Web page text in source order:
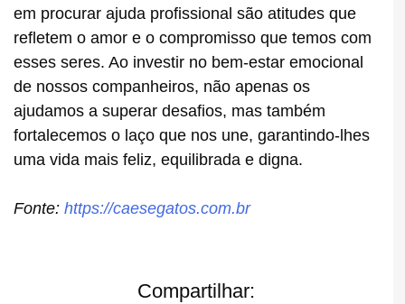
em procurar ajuda profissional são atitudes que
refletem o amor e o compromisso que temos com
esses seres. Ao investir no bem-estar emocional
de nossos companheiros, não apenas os
ajudamos a superar desafios, mas também
fortalecemos o laço que nos une, garantindo-lhes
uma vida mais feliz, equilibrada e digna.
Fonte: https://caesegatos.com.br
Compartilhar: